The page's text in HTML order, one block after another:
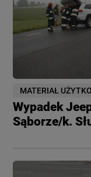
MATERIAŁ
Wypadek
Sąborze/k.